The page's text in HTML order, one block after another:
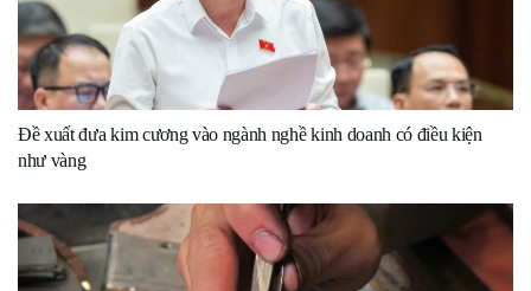
Đề xuất đưa kim cương vào ngành nghề kinh doanh có điều kiện
như vàng